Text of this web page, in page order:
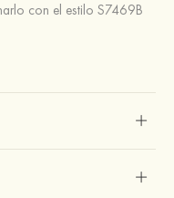
con el estilo S7469B